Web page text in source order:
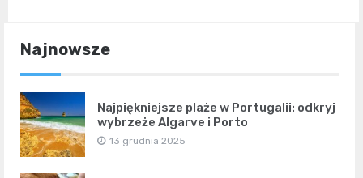
Najnowsze
Najpiękniejsze plaże w Portugalii: odkryj
wybrzeże Algarve i Porto
13 grudnia 2025